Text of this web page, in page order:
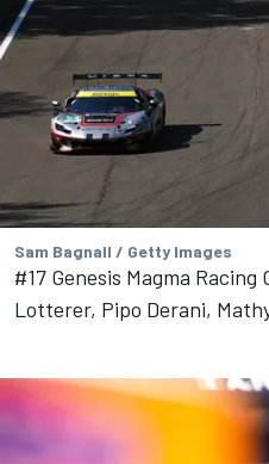
Sam Bagnall / Getty Images
#17 Genesis Magma Racing
Lotterer, Pipo Derani,